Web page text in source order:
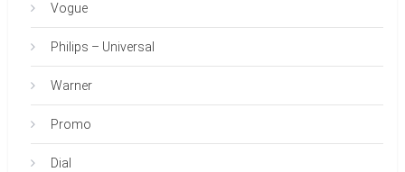
Vogue
Philips – Universal
Warner
Promo
Dial